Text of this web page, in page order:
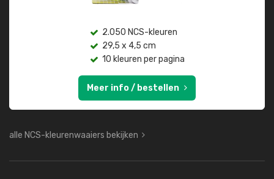
2.050 NCS-kleuren
29,5 x 4,5 cm
10 kleuren per pagina
Meer info / bestellen
alle NCS-kleurenwaaiers bekijken